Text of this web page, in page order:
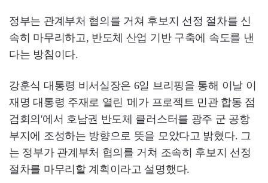
정부는 관계부처 협의를 거쳐 후보지 선정 절차를 신
속히 마무리하고, 반도체 산업 기반 구축에 속도를 낸
다는 방침이다.
강훈식 대통령 비서실장은 6일 브리핑을 통해 이날 이
재명 대통령 주재로 열린 '메가 프로젝트 민관 합동 점
검회의'에서 호남권 반도체 클러스터를 광주 군 공항
부지에 조성하는 방향으로 뜻을 모았다고 밝혔다. 그
는 정부가 관계부처 협의를 거쳐 조속히 후보지 선정
절차를 마무리할 계획이라고 설명했다.